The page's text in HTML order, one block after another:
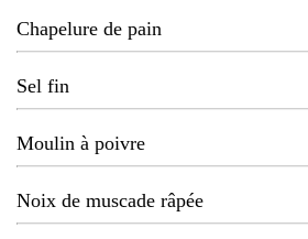
Chapelure de pain
Sel fin
Moulin à poivre
Noix de muscade râpée